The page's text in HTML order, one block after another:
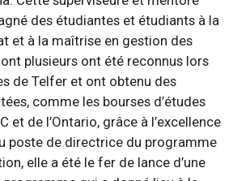
des étudiantes et étudiants à la
et à la maîtrise en gestion des
plusieurs ont été reconnus lors
de Telfer et ont obtenu des
comme les bourses d’études
et de l’Ontario, grâce à l’excellence
poste de directrice du programme
elle a été le fer de lance d’une